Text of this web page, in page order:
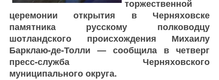
торжественной
церемонии открытия в Черняховске
памятника русскому полководцу
шотландского происхождения Михаилу
Барклаю-де-Толли — сообщила в четверг
пресс-служба Черняховского
муниципального округа.